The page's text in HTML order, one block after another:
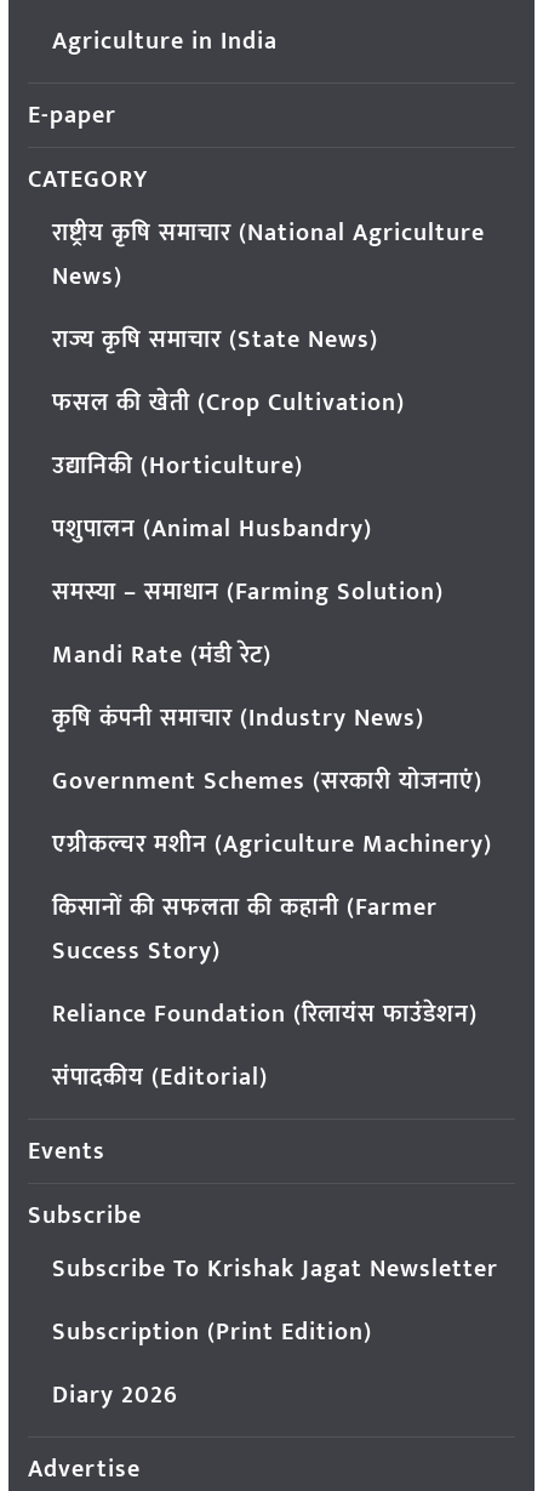
Agriculture in India
E-paper
CATEGORY
राष्ट्रीय कृषि समाचार (National Agriculture
News)
राज्य कृषि समाचार (State News)
फसल की खेती (Crop Cultivation)
उद्यानिकी (Horticulture)
पशुपालन (Animal Husbandry)
समस्या – समाधान (Farming Solution)
Mandi Rate (मंडी रेट)
कृषि कंपनी समाचार (Industry News)
Government Schemes (सरकारी योजनाएं)
एग्रीकल्चर मशीन (Agriculture Machinery)
किसानों की सफलता की कहानी (Farmer
Success Story)
Reliance Foundation (रिलायंस फाउंडेशन)
संपादकीय (Editorial)
Events
Subscribe
Subscribe To Krishak Jagat Newsletter
Subscription (Print Edition)
Diary 2026
Advertise